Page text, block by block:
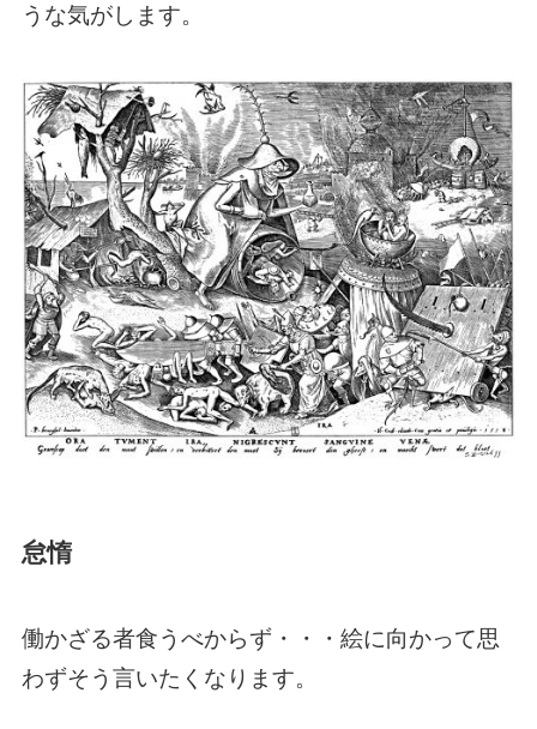
うな気がします。
怠惰
働かざる者食うべからず・・・絵に向かって思
わずそう言いたくなります。